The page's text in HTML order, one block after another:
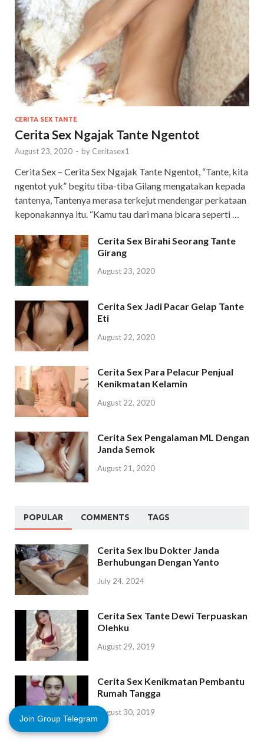
CERITA SEX TANTE
Cerita Sex Ngajak Tante Ngentot
August 23, 2020 - by Ceritasex1
Cerita Sex – Cerita Sex Ngajak Tante Ngentot, “Tante, kita
ngentot yuk” begitu tiba-tiba Gilang mengatakan kepada
tantenya, Tantenya merasa terkejut mendengar perkataan
keponakannya itu. “Kamu tau dari mana bicara seperti …
Cerita Sex Birahi Seorang Tante
Girang
August 23, 2020
Cerita Sex Jadi Pacar Gelap Tante
Eti
August 22, 2020
Cerita Sex Para Pelacur Penjual
Kenikmatan Kelamin
August 22, 2020
Cerita Sex Pengalaman ML Dengan
Janda Semok
August 21, 2020
POPULAR COMMENTS TAGS
Cerita Sex Ibu Dokter Janda
Berhubungan Dengan Yanto
July 24, 2024
Cerita Sex Tante Dewi Terpuaskan
Olehku
August 29, 2019
Cerita Sex Kenikmatan Pembantu
Rumah Tangga
August 30, 2019
Join Group Telegram